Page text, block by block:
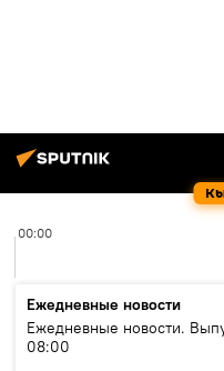
00:00
Ежедневные новости
Ежедневные новости.
08:00